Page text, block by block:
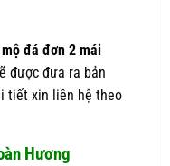
đá đơn 2 mái
được đưa ra bản
tiết xin liên hệ theo
Hương